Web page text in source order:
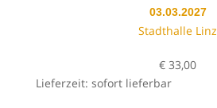
03.03.2027
Stadthalle Linz
€ 33,00
Lieferzeit: sofort lieferbar